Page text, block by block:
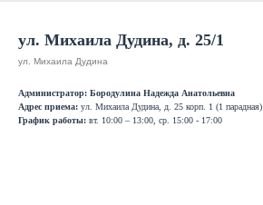
ул. Михаила Дудина, д. 25/1
ул. Михаила Дудина
Администратор: Бородулина Надежда Анатольевна
Адрес приема: ул. Михаила Дудина, д. 25 корп. 1 (1 парадная)
График работы: вт. 10:00 – 13:00, ср. 15:00 - 17:00